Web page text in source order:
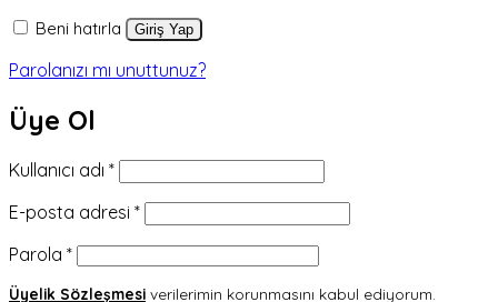
Beni hatırla Giriş Yap
Parolanızı mı unuttunuz?
Üye Ol
Kullanıcı adı *Gerekli
E-posta adresi *Gerekli
Parola *Gerekli
Üyelik Sözleşmesi verilerimin korunmasını kabul ediyorum.